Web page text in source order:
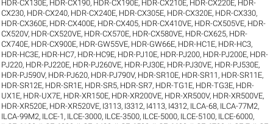
HDR-CX130E, HDR-CX190, HDR-CX190E, HDR-CX210E, HDR-CX220E, HDR-
CX230, HDR-CX240, HDR-CX240E, HDR-CX305E, HDR-CX320E, HDR-CX330,
HDR-CX360E, HDR-CX400E, HDR-CX405, HDR-CX410VE, HDR-CX505VE, HDR-
CX520V, HDR-CX520VE, HDR-CX570E, HDR-CX580VE, HDR-CX625, HDR-
CX740E, HDR-CX900E, HDR-GW55VE, HDR-GW66E, HDR-HC1E, HDR-HC3,
HDR-HC3E, HDR-HC7, HDR-HC9E, HDR-PJ10E, HDR-PJ200, HDR-PJ200E, HDR-
PJ220, HDR-PJ220E, HDR-PJ260VE, HDR-PJ30E, HDR-PJ30VE, HDR-PJ530E,
HDR-PJ590V, HDR-PJ620, HDR-PJ790V, HDR-SR10E, HDR-SR11 , HDR-SR11E,
HDR-SR12E, HDR-SR1E, HDR-SR5, HDR-SR7, HDR-TG1E, HDR-TG3E, HDR-
UX1E, HDR-UX7E, HDR-XR150E, HDR-XR200VE, HDR-XR500V, HDR-XR500VE,
HDR-XR520E, HDR-XR520VE, I3113, I3312, I4113, I4312, ILCA-68, ILCA-77M2,
ILCA-99M2, ILCE-1 , ILCE-3000, ILCE-3500, ILCE-5000, ILCE-5100, ILCE-6000,